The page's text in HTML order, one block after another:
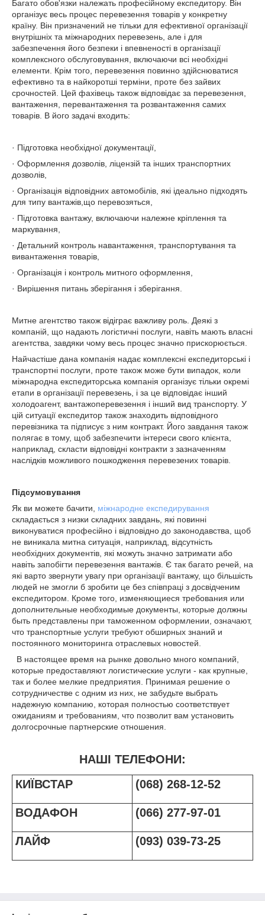
Багато обов'язки належать професійному експедитору. Він
організує весь процес перевезення товарів у конкретну
країну. Він призначений не тільки для ефективної організації
внутрішніх та міжнародних перевезень, але і для
забезпечення його безпеки і впевненості в організації
комплексного обслуговування, включаючи всі необхідні
елементи. Крім того, перевезення повинно здійснюватися
ефективно та в найкоротші терміни, проте без зайвих
срочностей. Цей фахівець також відповідає за перевезення,
вантаження, перевантаження та розвантаження самих
товарів. В його задачі входить:
· Підготовка необхідної документації,
· Оформлення дозволів, ліцензій та інших транспортних
дозволів,
· Організація відповідних автомобілів, які ідеально підходять
для типу вантажів,що перевозяться,
· Підготовка вантажу, включаючи належне кріплення та
маркування,
· Детальний контроль навантаження, транспортування та
вивантаження товарів,
· Організація і контроль митного оформлення,
· Вирішення питань зберігання і зберігання.
Митне агентство також відіграє важливу роль. Деякі з
компаній, що надають логістичні послуги, навіть мають власні
агентства, завдяки чому весь процес значно прискорюється.
Найчастіше дана компанія надає комплексні експедиторські і
транспортні послуги, проте також може бути випадок, коли
міжнародна експедиторська компанія організує тільки окремі
етапи в організації перевезень, і за це відповідає інший
холодоагент, вантажоперевезення і інший вид транспорту. У
цій ситуації експедитор також знаходить відповідного
перевізника та підписує з ним контракт. Його завдання також
полягає в тому, щоб забезпечити інтереси свого клієнта,
наприклад, скласти відповідні контракти з зазначенням
наслідків можливого пошкодження перевезених товарів.
Підсумовування
Як ви можете бачити, міжнародне експедирування
складається з низки складних завдань, які повинні
виконуватися професійно і відповідно до законодавства, щоб
не виникала митна ситуація, наприклад, відсутність
необхідних документів, які можуть значно затримати або
навіть запобігти перевезення вантажів. Є так багато речей, на
які варто звернути увагу при організації вантажу, що більшість
людей не змогли б зробити це без співпраці з досвідченим
експедитором. Кроме того, изменяющиеся требования или
дополнительные необходимые документы, которые должны
быть представлены при таможенном оформлении, означают,
что транспортные услуги требуют обширных знаний и
постоянного мониторинга отраслевых новостей.
В настоящее время на рынке довольно много компаний,
которые предоставляют логистические услуги - как крупные,
так и более мелкие предприятия. Принимая решение о
сотрудничестве с одним из них, не забудьте выбрать
надежную компанию, которая полностью соответствует
ожиданиям и требованиям, что позволит вам установить
долгосрочные партнерские отношения.
НАШІ ТЕЛЕФОНИ:
КИЇВСТАР
(068) 268-12-52
ВОДАФОН (066) 277-97-01
ЛАЙФ (093) 039-73-25